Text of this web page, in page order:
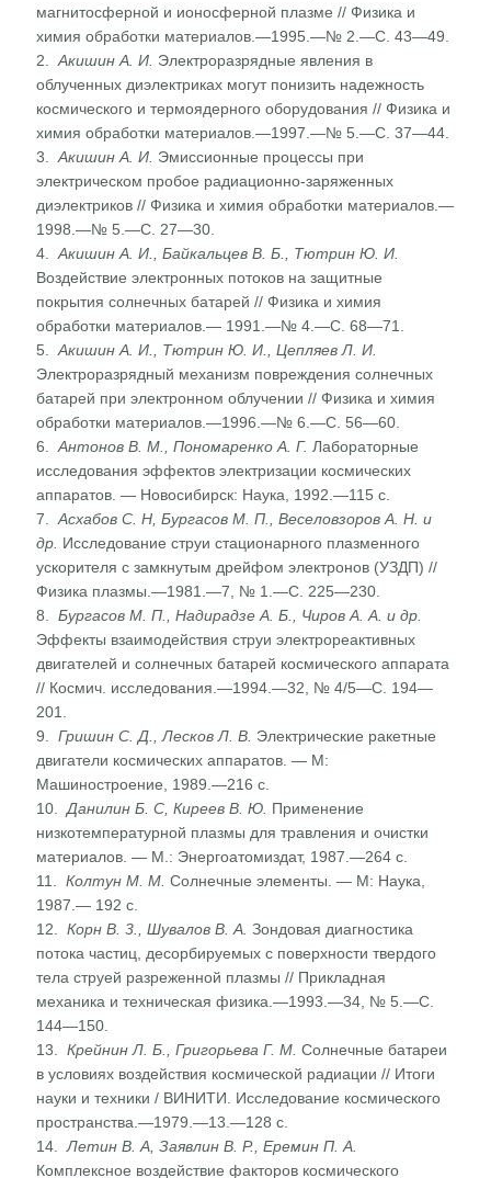
магнитосферной и ионос­ферной плазме // Физика и
химия обработки материа­лов.—1995.—№ 2.—С. 43—49.
2.Акишин А. И. Электроразрядные явления в
облученных диэлектриках могут понизить надежность
космического и термоядерного оборудования // Физика и
химия обработки материалов.—1997.—№ 5.—С. 37—44.
3.Акишин А. И. Эмиссионные процессы при
электрическом пробое радиационно-заряженных
диэлектриков // Физика и химия обработки материалов.—
1998.—№ 5.—С. 27—30.
4.Акишин А. И., Байкальцев В. Б., Тютрин Ю. И.
Воздейст­вие электронных потоков на защитные
покрытия солнеч­ных батарей // Физика и химия
обработки материалов.— 1991.—№ 4.—С. 68—71.
5.Акишин А. И., Тютрин Ю. И., Цепляев Л. И.
Электрораз­рядный механизм повреждения солнечных
батарей при электронном облучении // Физика и химия
обработки материалов.—1996.—№ 6.—С. 56—60.
6.Антонов В. М., Пономаренко А. Г. Лабораторные
исследо­вания эффектов электризации космических
аппаратов. — Новосибирск: Наука, 1992.—115 с.
7.Асхабов С. Н, Бургасов М. П., Веселовзоров А. Н. и
др. Исследование струи стационарного плазменного
ускорителя с замкнутым дрейфом электронов (УЗДП) //
Физика плазмы.—1981.—7, № 1.—С. 225—230.
8.Бургасов М. П., Надирадзе А. Б., Чиров А. А. и др.
Эффекты взаимодействия струи электрореактивных
двига­телей и солнечных батарей космического аппарата
// Космич. исследования.—1994.—32, № 4/5—С. 194—
201.
9.Гришин С. Д., Лесков Л. В. Электрические ракетные
двигатели космических аппаратов. — М:
Машиностроение, 1989.—216 с.
10.Данилин Б. С, Киреев В. Ю. Применение
низкотемпера­турной плазмы для травления и очистки
материалов. — М.: Энергоатомиздат, 1987.—264 с.
11.Колтун М. М.Солнечные элементы. — М: Наука,
1987.— 192 с.
12.Корн В. 3., Шувалов В. А.Зондовая диагностика
потока частиц, десорбируемых с поверхности твердого
тела струей разреженной плазмы // Прикладная
механика и техниче­ская физика.—1993.—34, № 5.—С.
144—150.
13.Крейнин Л. Б., Григорьева Г. М.Солнечные батареи
в условиях воздействия космической радиации // Итоги
на­уки и техники / ВИНИТИ. Исследование космического
пространства.—1979.—13.—128 с.
14.Летин В. А, Заявлин В. Р., Еремин П. А.
Комплексное воздействие факторов космического